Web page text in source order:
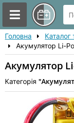
Головна Каталог
Акумулятор Li-
Акумулятор
Категорія